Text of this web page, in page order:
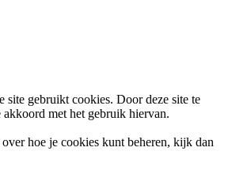
site gebruikt cookies. Door deze site te
met het gebruik hiervan.
hoe je cookies kunt beheren, kijk dan